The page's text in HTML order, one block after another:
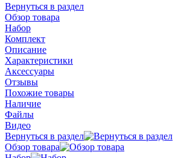
Вернуться в раздел
Обзор товара
Набор
Комплект
Описание
Характеристики
Аксессуары
Отзывы
Похожие товары
Наличие
Файлы
Видео
Вернуться в раздел
Обзор товара